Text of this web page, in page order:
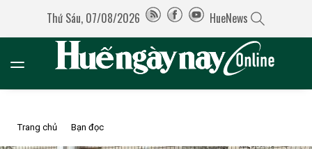
Thứ Sáu, 07/08/2026 HueNews
Trang chủ Bạn đọc